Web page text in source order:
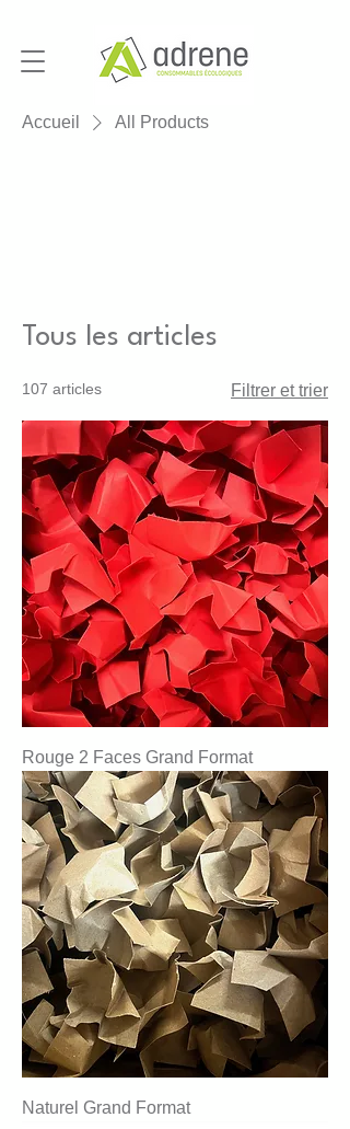
Accueil All Products
Tous les articles
107 articles Filtrer et trier
Rouge 2 Faces Grand Format
Naturel Grand Format